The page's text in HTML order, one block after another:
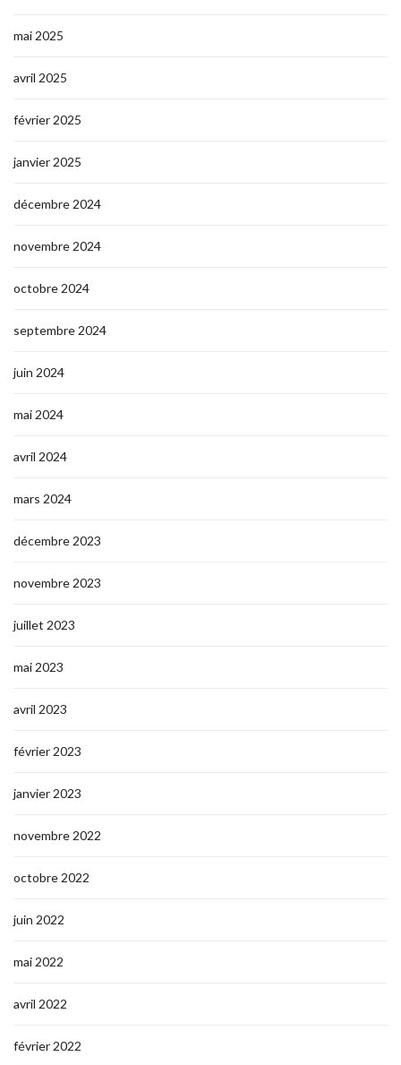
mai 2025
avril 2025
février 2025
janvier 2025
décembre 2024
novembre 2024
octobre 2024
septembre 2024
juin 2024
mai 2024
avril 2024
mars 2024
décembre 2023
novembre 2023
juillet 2023
mai 2023
avril 2023
février 2023
janvier 2023
novembre 2022
octobre 2022
juin 2022
mai 2022
avril 2022
février 2022